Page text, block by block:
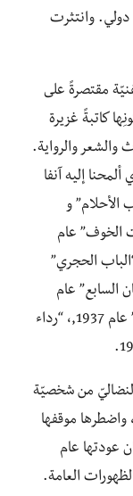
دولي. وانتثرت
مقتصرةً على
كاتبةً غزيرة
والشعر والرواية.
إليه آنفا
الأحلام” و
الخوف” عام
المدار الإهليلجيّ” عام 1939، “الباب الحجري”
عام 1986، “الحصان السابع” عام
1988، ومن أعمالها المسرحية “الظهور الأول” عام 1937,، “رداء
تَكَشّف الشق النضاليّ من شخصيّة
واضطرها موقفها
عودتها عام
العامة.